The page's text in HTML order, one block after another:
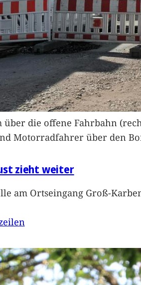
über die offene Fahrbahn
Motorradfahrer über den
zieht weiter
am Ortseingang Groß-